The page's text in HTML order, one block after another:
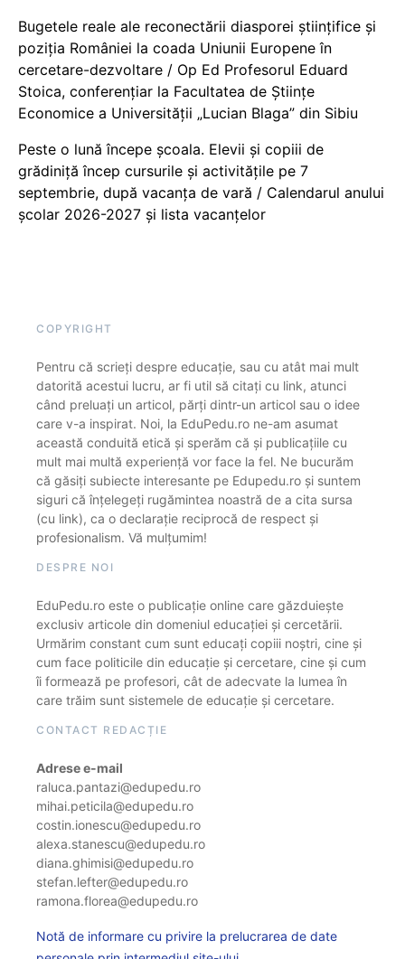
Bugetele reale ale reconectării diasporei științifice și
poziția României la coada Uniunii Europene în
cercetare-dezvoltare / Op Ed Profesorul Eduard
Stoica, conferențiar la Facultatea de Științe
Economice a Universității „Lucian Blaga” din Sibiu
Peste o lună începe școala. Elevii și copiii de
grădiniță încep cursurile și activitățile pe 7
septembrie, după vacanța de vară / Calendarul anului
școlar 2026-2027 și lista vacanțelor
COPYRIGHT
Pentru că scrieți despre educație, sau cu atât mai mult
datorită acestui lucru, ar fi util să citați cu link, atunci
când preluați un articol, părți dintr-un articol sau o idee
care v-a inspirat. Noi, la EduPedu.ro ne-am asumat
această conduită etică și sperăm că și publicațiile cu
mult mai multă experiență vor face la fel. Ne bucurăm
că găsiți subiecte interesante pe Edupedu.ro și suntem
siguri că înțelegeți rugămintea noastră de a cita sursa
(cu link), ca o declarație reciprocă de respect și
profesionalism. Vă mulțumim!
DESPRE NOI
EduPedu.ro este o publicație online care găzduiește
exclusiv articole din domeniul educației și cercetării.
Urmărim constant cum sunt educați copiii noștri, cine și
cum face politicile din educație și cercetare, cine și cum
îi formează pe profesori, cât de adecvate la lumea în
care trăim sunt sistemele de educație și cercetare.
CONTACT REDACȚIE
Adrese e-mail
raluca.pantazi@edupedu.ro
mihai.peticila@edupedu.ro
costin.ionescu@edupedu.ro
alexa.stanescu@edupedu.ro
diana.ghimisi@edupedu.ro
stefan.lefter@edupedu.ro
ramona.florea@edupedu.ro
Notă de informare cu privire la prelucrarea de date